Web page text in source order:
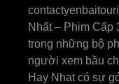
Nhất – Phim Cấp
trong những bộ
người xem bầu
Hay Nhat có sự